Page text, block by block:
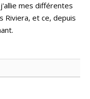
mes différentes
Riviera, et ce, depuis